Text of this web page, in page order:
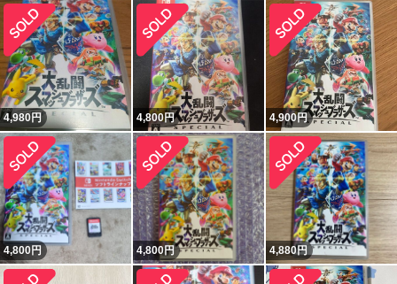
4,980円 4,800円 4,900円
4,800円 4,800円 4,880円